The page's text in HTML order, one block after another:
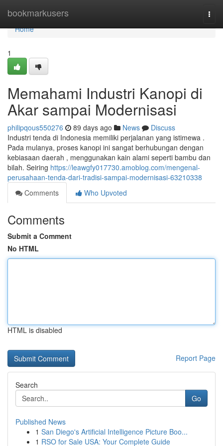
bookmarkusers
Home
Home
1
Memahami Industri Kanopi di
Akar sampai Modernisasi
philipqous550276 89 days ago News
Discuss
Industri tenda di Indonesia memiliki perjalanan yang istimewa .
Pada mulanya, proses kanopi ini sangat berhubungan dengan
kebiasaan daerah , menggunakan kain alami seperti bambu dan
bilah. Seiring https://leawgfy017730.amoblog.com/mengenal-
perusahaan-tenda-dari-tradisi-sampai-modernisasi-63210338
Comments
Who Upvoted
Comments
Submit a Comment
No HTML
HTML is disabled
Report Page
Search
Go
Published News
1 San Diego's Artificial Intelligence Picture Boo...
1 RSO for Sale USA: Your Complete Guide